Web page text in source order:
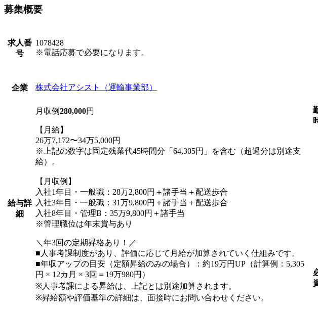
募集概要
求人番
号
1078428
※電話応募で必要になります。
企業 株式会社アシスト（運輸事業部）
給与詳
細
月収例280,000円
【月給】
26万7,172〜34万5,000円
※上記の数字は固定残業代45時間分「64,305円」を含む（超過分は別途支
給）。
【月収例】
入社1年目・一般職：28万2,800円＋諸手当＋配送歩合
入社3年目・一般職：31万9,800円＋諸手当＋配送歩合
入社8年目・管理B：35万9,800円＋諸手当
※管理職位は年末賞与あり
＼年3回の定期昇格あり！／
■人事考課制度があり、評価に応じて月給が加算されていく仕組みです。
■年収アップの目安（定額昇給のみの場合）：約19万円UP（計算例：5,305
円 × 12カ月 × 3回＝19万980円）
※人事考課による昇給は、上記とは別途加算されます。
※昇給額や評価基準の詳細は、面接時にお問い合わせください。